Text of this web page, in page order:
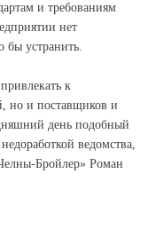
и требованиям
нет
бы устранить.
к
но и поставщиков и
день подобный
ведомства,
Бройлер» Роман